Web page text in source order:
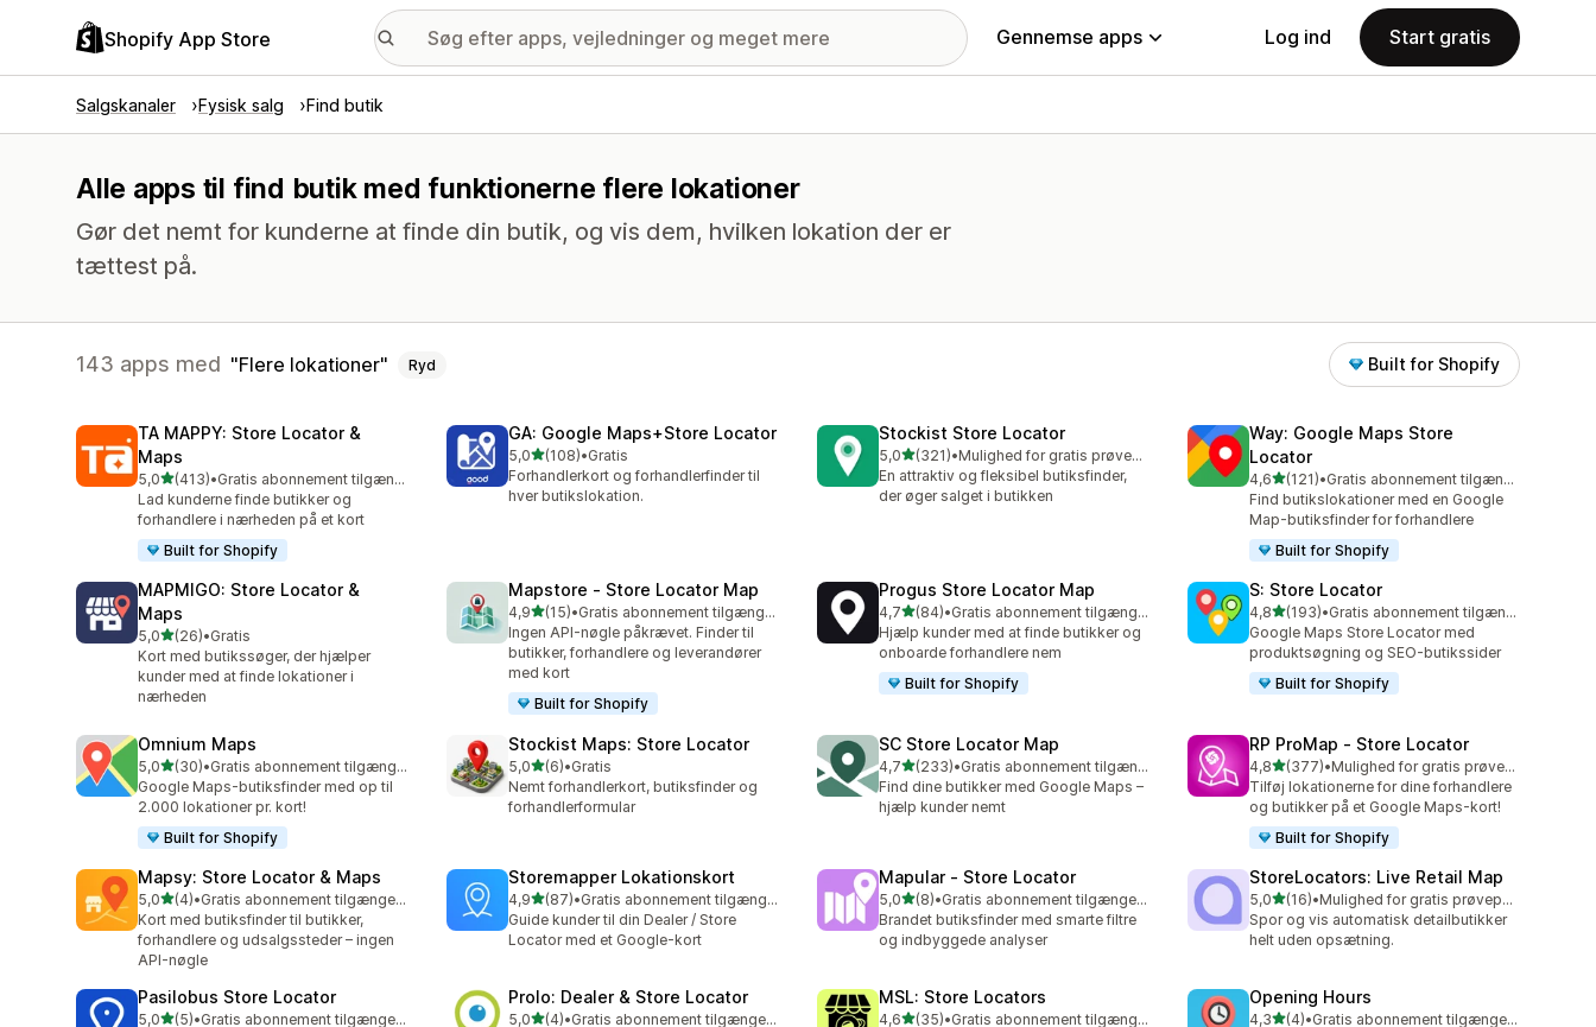
Shopify App Store Gennemse apps Log ind Start gratis
Salgskanaler Fysisk salg Find butik
Alle apps til find butik med funktionerne flere lokationer
Gør det nemt for kunderne at finde din butik, og vis dem, hvilken lokation der er
tættest på.
143 apps med Flere lokationer Ryd Built for Shopify
TA MAPPY: Store Locator &
Maps
5,0ud af 5 stjerner
(413)
413 anmeldelser i alt
•
Gratis abonnement tilgængeligt
Lad kunderne finde butikker og
forhandlere i nærheden på et kort
Built for Shopify
GA: Google Maps+Store Locator
5,0ud af 5 stjerner
(108)
108 anmeldelser i alt
•Gratis
Forhandlerkort og forhandlerfinder til
hver butikslokation.
Stockist Store Locator
5,0ud af 5 stjerner
(321)
321 anmeldelser i alt
•
Mulighed for gratis prøveperiode
En attraktiv og fleksibel butiksfinder,
der øger salget i butikken
Way: Google Maps Store
Locator
4,6ud af 5 stjerner
(121)
121 anmeldelser i alt
•
Gratis abonnement tilgængeligt
Find butikslokationer med en Google
Map-butiksfinder for forhandlere
Built for Shopify
MAPMIGO: Store Locator &
Maps
5,0ud af 5 stjerner
(26)
26 anmeldelser i alt
•Gratis
Kort med butikssøger, der hjælper
kunder med at finde lokationer i
nærheden
Mapstore ‑ Store Locator Map
4,9ud af 5 stjerner
(15)
15 anmeldelser i alt
•
Gratis abonnement tilgængeligt
Ingen API-nøgle påkrævet. Finder til
butikker, forhandlere og leverandører
med kort
Built for Shopify
Progus Store Locator Map
4,7ud af 5 stjerner
(84)
84 anmeldelser i alt
•
Gratis abonnement tilgængeligt
Hjælp kunder med at finde butikker og
onboarde forhandlere nem
Built for Shopify
S: Store Locator
4,8ud af 5 stjerner
(193)
193 anmeldelser i alt
•
Gratis abonnement tilgængeligt
Google Maps Store Locator med
produktsøgning og SEO-butikssider
Built for Shopify
Omnium Maps
5,0ud af 5 stjerner
(30)
30 anmeldelser i alt
•
Gratis abonnement tilgængeligt
Google Maps-butiksfinder med op til
2.000 lokationer pr. kort!
Built for Shopify
Stockist Maps: Store Locator
5,0ud af 5 stjerner
(6)
6 anmeldelser i alt
•Gratis
Nemt forhandlerkort, butiksfinder og
forhandlerformular
SC Store Locator Map
4,7ud af 5 stjerner
(233)
233 anmeldelser i alt
•
Gratis abonnement tilgængeligt
Find dine butikker med Google Maps –
hjælp kunder nemt
RP ProMap ‑ Store Locator
4,8ud af 5 stjerner
(377)
377 anmeldelser i alt
•
Mulighed for gratis prøveperiode
Tilføj lokationerne for dine forhandlere
og butikker på et Google Maps-kort!
Built for Shopify
Mapsy: Store Locator & Maps
5,0ud af 5 stjerner
(4)
4 anmeldelser i alt
•
Gratis abonnement tilgængeligt
Kort med butiksfinder til butikker,
forhandlere og udsalgssteder – ingen
API-nøgle
Storemapper Lokationskort
4,9ud af 5 stjerner
(87)
87 anmeldelser i alt
•
Gratis abonnement tilgængeligt
Guide kunder til din Dealer / Store
Locator med et Google-kort
Mapular ‑ Store Locator
5,0ud af 5 stjerner
(8)
8 anmeldelser i alt
•
Gratis abonnement tilgængeligt
Brandet butiksfinder med smarte filtre
og indbyggede analyser
StoreLocators: Live Retail Map
5,0ud af 5 stjerner
(16)
16 anmeldelser i alt
•
Mulighed for gratis prøveperiode
Spor og vis automatisk detailbutikker
helt uden opsætning.
Pasilobus Store Locator
5,0ud af 5 stjerner
(5)•
Gratis abonnement tilgængeligt
Prolo: Dealer & Store Locator
5,0ud af 5 stjerner
(4)•
Gratis abonnement tilgængeligt
MSL: Store Locators
4,6ud af 5 stjerner
(35)•
Gratis abonnement tilgængeligt
Opening Hours
4,3ud af 5 stjerner
(4)•
Gratis abonnement tilgængeligt